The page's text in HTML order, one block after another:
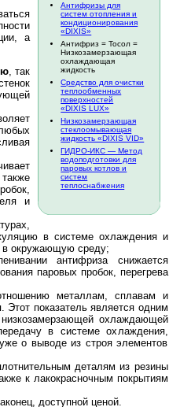
Антифризы для
систем отопления и
кондиционирования
«DIXIS»
Антифриз = Тосол =
Низкозамерзающая
охлаждающая
жидкость
Средство для очистки
теплообменных
поверхностей
«DIXIS LUX»
Низкозамерзающая
стеклоомывающая
жидкость «DIXIS VID»
ГИДРО-ИКС — Метод
водоподготовки для
паровых котлов и
систем
теплоснабжения
а
, так
и
в системе охлаждения и
в окружающую среду;
антифриза снижается
паровых пробок, перегрева
металлам, сплавам и
показатель является одним
охлаждающей
в системе охлаждения,
о выводе из строя элементов
деталям из резины
к лакокрасночным покрытиям
доступной ценой.